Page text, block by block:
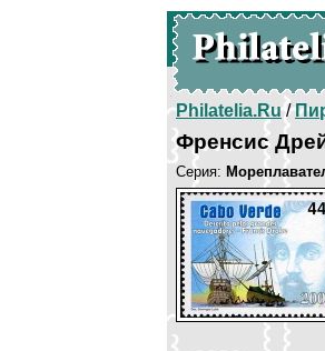
Philatelia.Ru/
Френсис
Серия: